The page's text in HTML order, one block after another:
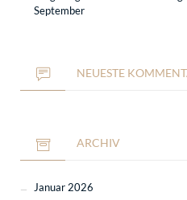
September
NEUESTE
ARCHIV
Januar 2026